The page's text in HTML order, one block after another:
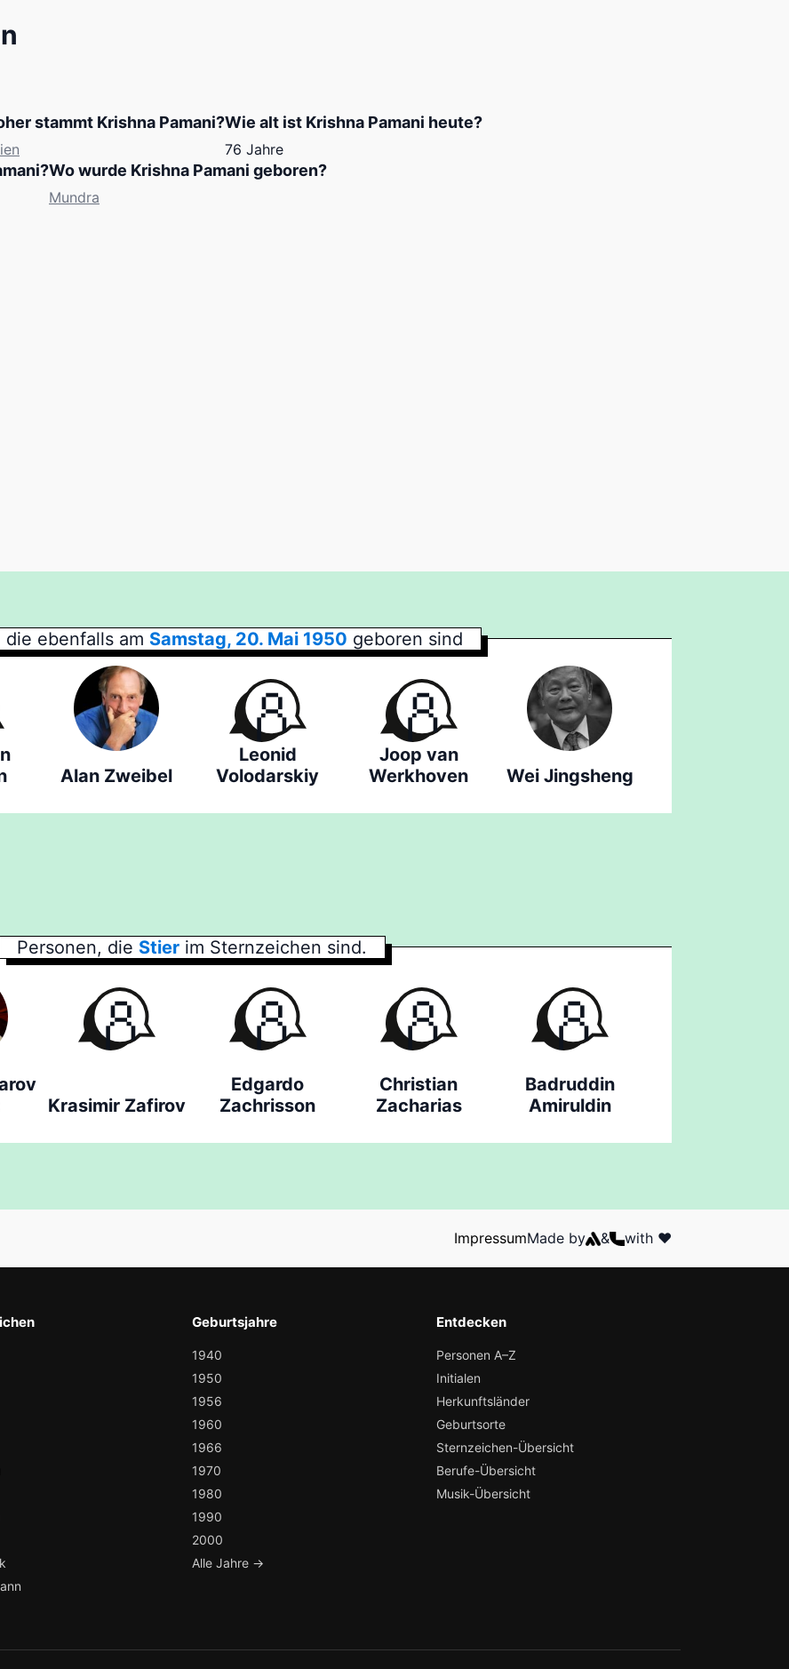
stammt Krishna Pamani?Wie alt ist Krishna Pamani heute?
76 Jahre
Wo wurde Krishna Pamani geboren?
Mundra
die ebenfalls am Samstag, 20. Mai 1950 geboren sind
Alan Zweibel
Leonid
Volodarskiy
Joop van
Werkhoven
Wei Jingsheng
Personen, die Stier im Sternzeichen sind.
Krasimir Zafirov
Edgardo
Zachrisson
Christian
Zacharias
Badruddin
Amiruldin
ImpressumMade by & with ❤️
Geburtsjahre
1940
1950
1956
1960
1966
1970
1980
1990
2000
Alle Jahre →
Entdecken
Personen A–Z
Initialen
Herkunftsländer
Geburtsorte
Sternzeichen-Übersicht
Berufe-Übersicht
Musik-Übersicht